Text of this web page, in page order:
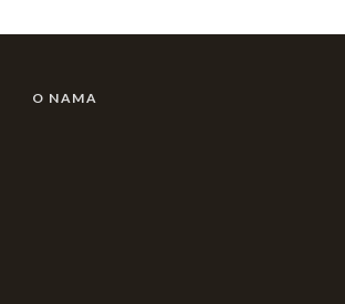
O NAMA